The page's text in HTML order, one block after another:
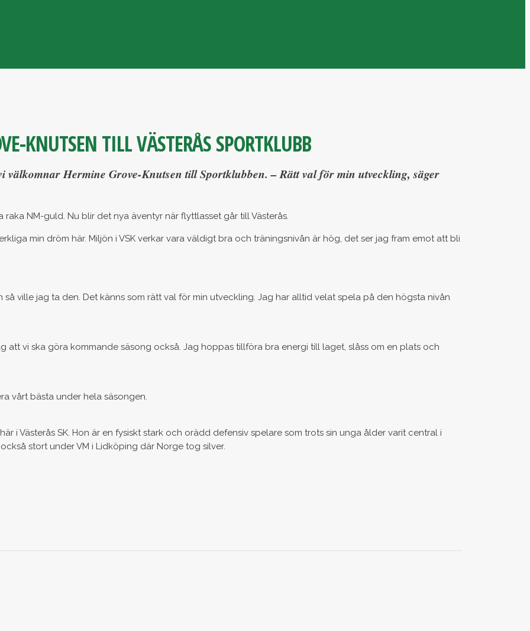
KNUTSEN TILL VÄSTERÅS SPORTKLUBB
Hermine Grove-Knutsen till Sportklubben. – Rätt val för min utveckling, säger
NM-guld. Nu blir det nya äventyr när flyttlasset går till Västerås.
min dröm här. Miljön i VSK verkar vara väldigt bra och träningsnivån är hög, det ser jag fram emot att bli
ville jag ta den. Det känns som rätt val för min utveckling. Jag har alltid velat spela på den högsta nivån
vi ska göra kommande säsong också. Jag hoppas tillföra bra energi till laget, slåss om en plats och
vårt bästa under hela säsongen.
i Västerås SK. Hon är en fysiskt stark och orädd defensiv spelare som trots sin unga ålder varit central i
stort under VM i Lidköping där Norge tog silver.